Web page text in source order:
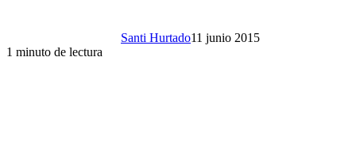
Santi Hurtado11 junio 2015
1 minuto de lectura